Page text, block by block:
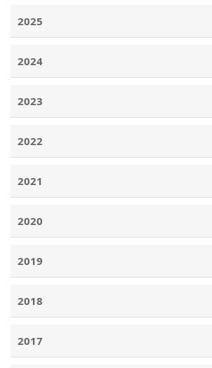
2025
2024
2023
2022
2021
2020
2019
2018
2017